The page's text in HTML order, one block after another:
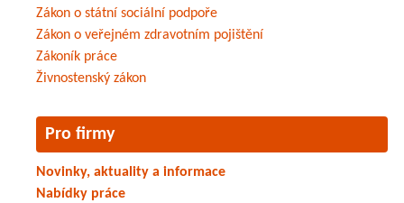
Zákon o státní sociální podpoře
Zákon o veřejném zdravotním pojištění
Zákoník práce
Živnostenský zákon
Pro firmy
Novinky, aktuality a informace
Nabídky práce